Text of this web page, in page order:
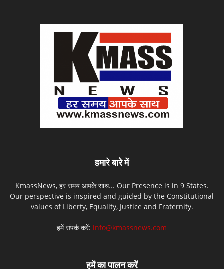
हमारे बारे में
KmassNews, हर समय आपके साथ... Our Presence is in 9 States.
Our perspective is inspired and guided by the Constitutional
values of Liberty, Equality, Justice and Fraternity.
हमें संपर्क करें: info@kmassnews.com
हमें का पालन करें